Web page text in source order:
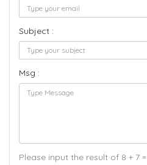
Subject :
Msg :
Please input the result of 8 + 7 =